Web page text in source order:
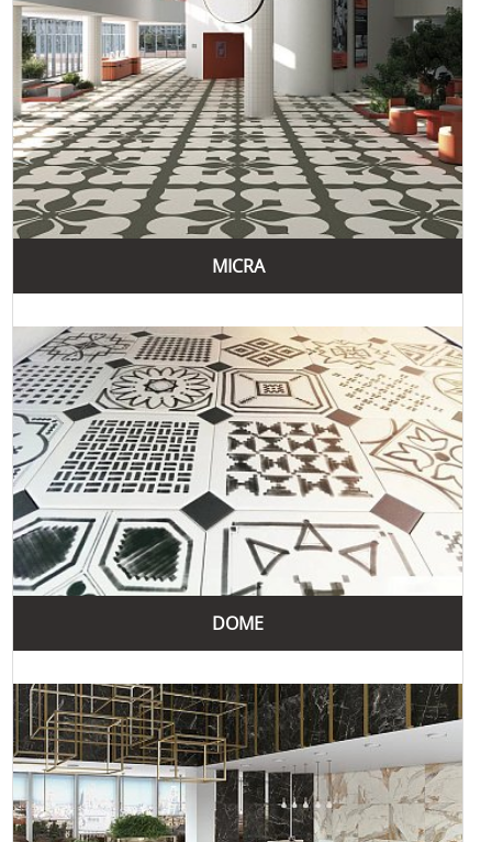
найбільш популярні стилі, які використовує цей бренд:
Сучасний мінімалізм
Сучасний мінімалізм характеризується простими лініями,
чистими поверхнями та нейтральними кольорами. Плитка
в цьому стилі створює відчуття простору та світла,
роблячи інтер'єр легким та сучасним.
Індустріальний стиль
Індустріальний стиль відтворює вигляд фабричних
приміщень з використанням текстур бетону, металу та
цегли. Плитка в цьому стилі додає приміщенням
урбаністичний вигляд, що ідеально підходить для
Класичний стиль
Класичний стиль відзначається елегантністю та
розкішшю. Використання плитки з мармуровими та
кам'яними текстурами підкреслює вишуканість інтер'єру,
додаючи йому відчуття величності та естетичної
привабливості.
Завдяки своїм різноманітним колекціям та стилям, Vives
Ceramica пропонує рішення для будь-яких потреб,
забезпечуючи високу якість, стильний дизайн та
функціональність своїх продуктів.
MICRA
DOME